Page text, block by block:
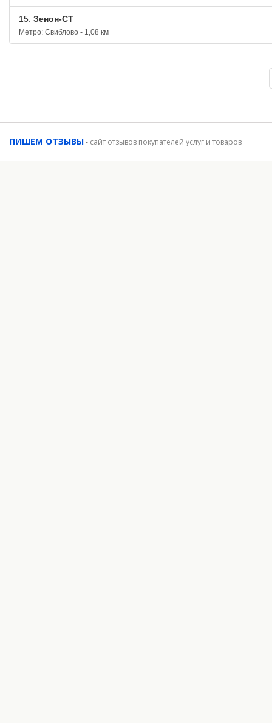
15. Зенон-СТ
Метро: Свиблово - 1,08 км
ПИШЕМ ОТЗЫВЫ- сайт отзывов покупателей услуг и товаров